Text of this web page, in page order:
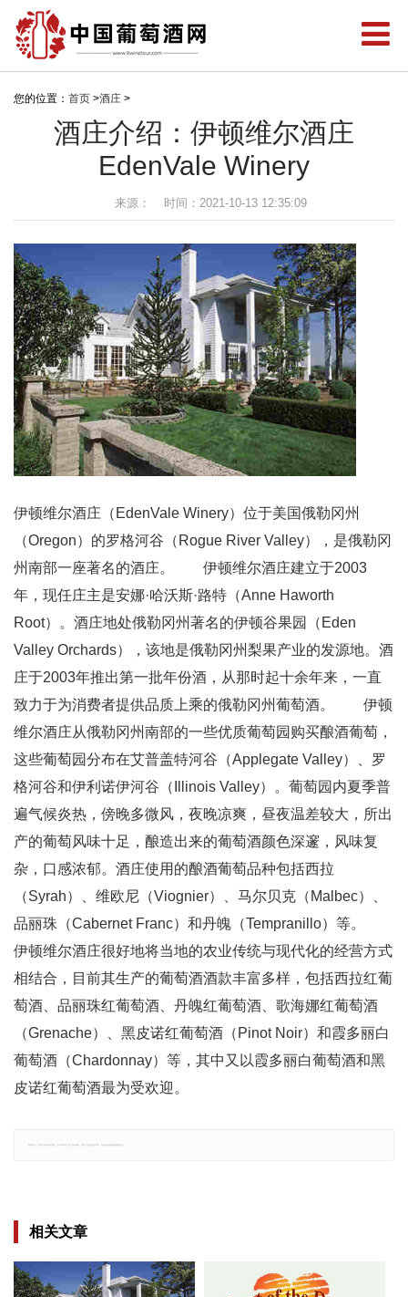
您的位置： 首页 >酒庄 >
酒庄介绍：伊顿维尔酒庄
EdenVale Winery
来源： 时间：2021-10-13 12:35:09
伊顿维尔酒庄（EdenVale Winery）位于美国俄勒冈州
（Oregon）的罗格河谷（Rogue River Valley），是俄勒冈
州南部一座著名的酒庄。 伊顿维尔酒庄建立于2003
年，现任庄主是安娜·哈沃斯·路特（Anne Haworth
Root）。酒庄地处俄勒冈州著名的伊顿谷果园（Eden
Valley Orchards），该地是俄勒冈州梨果产业的发源地。酒
庄于2003年推出第一批年份酒，从那时起十余年来，一直
致力于为消费者提供品质上乘的俄勒冈州葡萄酒。 伊顿
维尔酒庄从俄勒冈州南部的一些优质葡萄园购买酿酒葡萄，
这些葡萄园分布在艾普盖特河谷（Applegate Valley）、罗
格河谷和伊利诺伊河谷（Illinois Valley）。葡萄园内夏季普
遍气候炎热，傍晚多微风，夜晚凉爽，昼夜温差较大，所出
产的葡萄风味十足，酿造出来的葡萄酒颜色深邃，风味复
杂，口感浓郁。酒庄使用的酿酒葡萄品种包括西拉
（Syrah）、维欧尼（Viognier）、马尔贝克（Malbec）、
品丽珠（Cabernet Franc）和丹魄（Tempranillo）等。
伊顿维尔酒庄很好地将当地的农业传统与现代化的经营方式
相结合，目前其生产的葡萄酒酒款丰富多样，包括西拉红葡
萄酒、品丽珠红葡萄酒、丹魄红葡萄酒、歌海娜红葡萄酒
（Grenache）、黑皮诺红葡萄酒（Pinot Noir）和霞多丽白
葡萄酒（Chardonnay）等，其中又以霞多丽白葡萄酒和黑
皮诺红葡萄酒最为受欢迎。
相关文章